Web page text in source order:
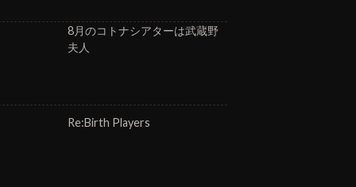
8月のコトナシアターは武蔵野
夫人
Re:Birth Players